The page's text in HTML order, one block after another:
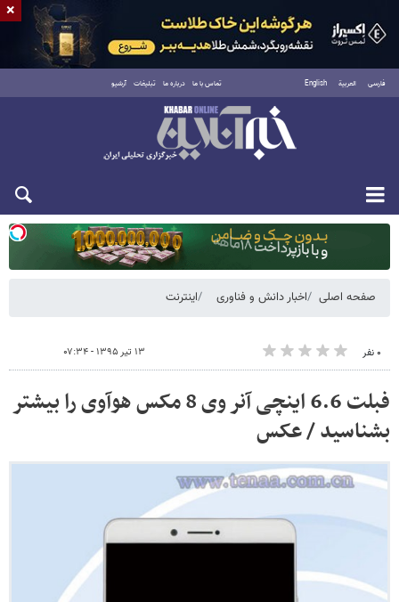
فارسی العربية English تماس با ما درباره ما تبلیغات آرشیو
دوشنبه ۱۹ مرداد ۱۴۰۵
صفحه اصلی اخبار دانش و فناوری اینترنت
۰ نفر ۱۳ تیر ۱۳۹۵ - ۰۷:۳۴
فبلت 6.6 اینچی آنر وی 8 مکس هوآوی را بیشتر
بشناسید / عکس
×